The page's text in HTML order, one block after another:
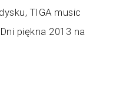
TIGA music
piękna 2013 na